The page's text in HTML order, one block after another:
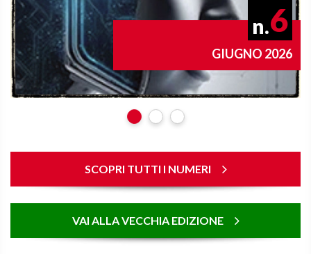
n.6
GIUGNO 2026
SCOPRI TUTTI I NUMERI
VAI ALLA VECCHIA EDIZIONE